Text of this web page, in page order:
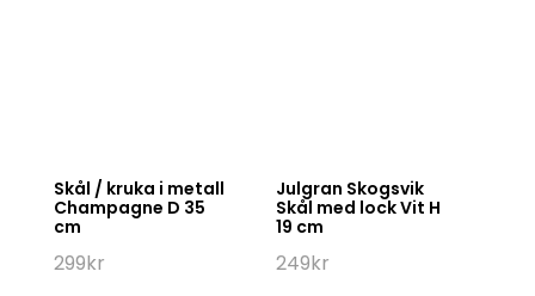
Skål / kruka i metall
Champagne D 35
cm
299kr
Julgran Skogsvik
Skål med lock Vit H
19 cm
249kr